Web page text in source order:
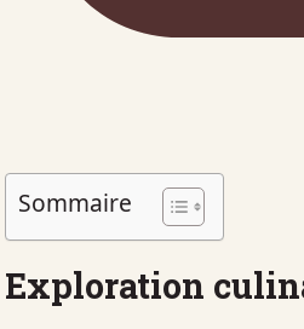
Sommaire
Exploration